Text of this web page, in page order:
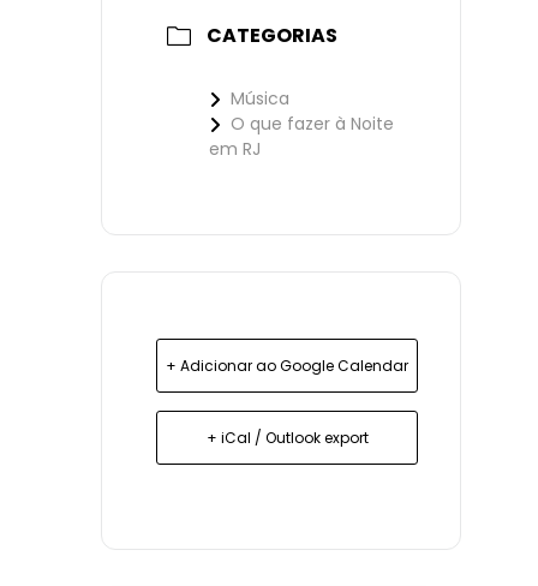
CATEGORIAS
Música
O que fazer à Noite
em RJ
+ Adicionar ao Google Calendar
+ iCal / Outlook export